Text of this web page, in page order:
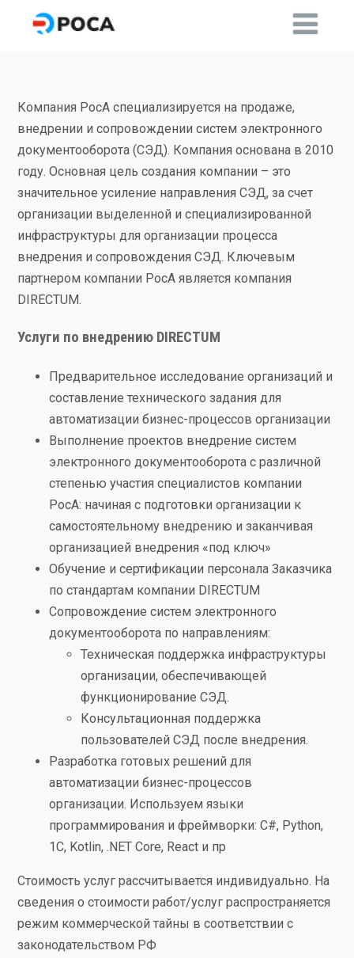
Компания РосА специализируется на продаже,
внедрении и сопровождении систем электронного
документооборота (СЭД). Компания основана в 2010
году. Основная цель создания компании – это
значительное усиление направления СЭД, за счет
организации выделенной и специализированной
инфраструктуры для организации процесса
внедрения и сопровождения СЭД. Ключевым
партнером компании РосА является компания
DIRECTUM.
Услуги по внедрению DIRECTUM
Предварительное исследование организаций и
составление технического задания для
автоматизации бизнес-процессов организации
Выполнение проектов внедрение систем
электронного документооборота с различной
степенью участия специалистов компании
РосА: начиная с подготовки организации к
самостоятельному внедрению и заканчивая
организацией внедрения «под ключ»
Обучение и сертификации персонала Заказчика
по стандартам компании DIRECTUM
Сопровождение систем электронного
документооборота по направлениям:
Техническая поддержка инфраструктуры
организации, обеспечивающей
функционирование СЭД.
Консультационная поддержка
пользователей СЭД после внедрения.
Разработка готовых решений для
автоматизации бизнес-процессов
организации. Используем языки
программирования и фреймворки: C#, Python,
1C, Kotlin, .NET Core, React и пр
Стоимость услуг рассчитывается индивидуально. На
сведения о стоимости работ/услуг распространяется
режим коммерческой тайны в соответствии с
законодательством РФ